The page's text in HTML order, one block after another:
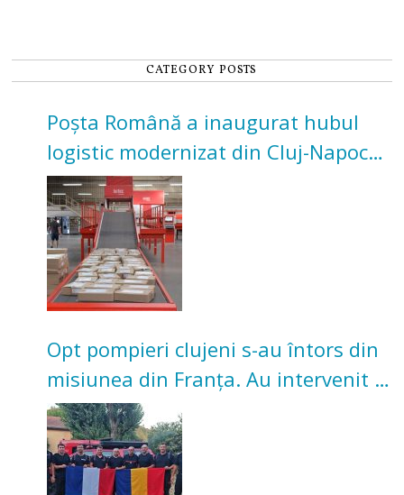
CATEGORY POSTS
Poșta Română a inaugurat hubul
logistic modernizat din Cluj-Napoca.
Investiție de 3 milioane de euro
Opt pompieri clujeni s-au întors din
misiunea din Franța. Au intervenit la
incendii de vegetație și pădure